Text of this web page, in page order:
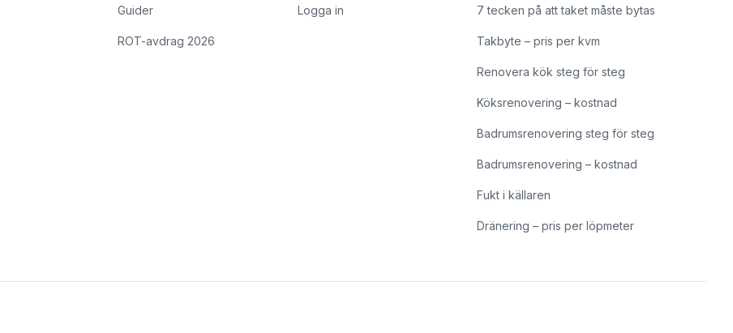
Guider
ROT-avdrag 2026
Logga in 7 tecken på att taket måste bytas
Takbyte – pris per kvm
Renovera kök steg för steg
Köksrenovering – kostnad
Badrumsrenovering steg för steg
Badrumsrenovering – kostnad
Fukt i källaren
Dränering – pris per löpmeter